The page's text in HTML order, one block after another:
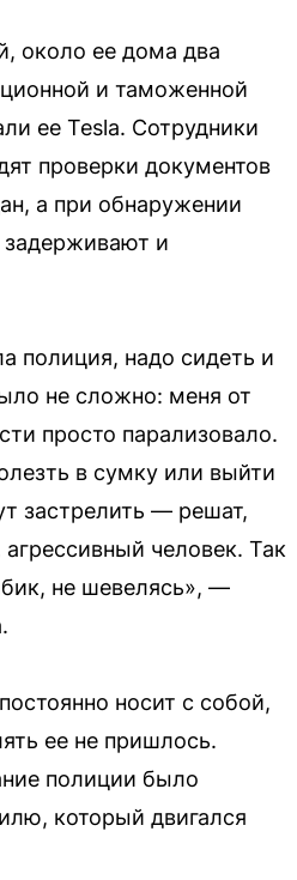
около ее дома два
и таможенной
ее Tesla. Сотрудники
проверки документов
а при обнаружении
задерживают и
полиция, надо сидеть и
не сложно: меня от
просто парализовало.
в сумку или выйти
застрелить — решат,
человек. Так
не шевелясь», —
носит с собой,
ее не пришлось.
полиции было
который двигался